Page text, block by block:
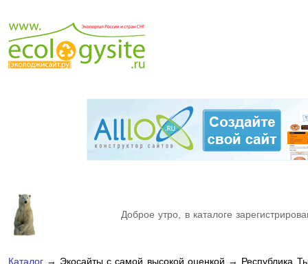
Доброе утро, в каталоге
Каталог→ Экосайты с самой высокой оценкой → Республика